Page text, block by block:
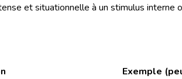
et situationnelle à un stimulus
Exemple